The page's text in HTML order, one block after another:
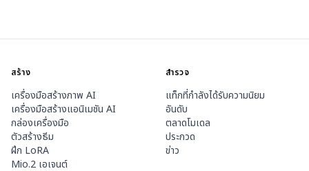
สร้าง
เครื่องมือสร้างภาพ AI
เครื่องมือสร้างแอนิเมชัน AI
กล่องเครื่องมือ
ตัวสร้างธีม
ฝึก LoRA
Mio.2 เอเจนต์
สำรวจ
แท็กที่กำลังได้รับความนิยม
อันดับ
ตลาดโมเดล
ประกวด
ข่าว